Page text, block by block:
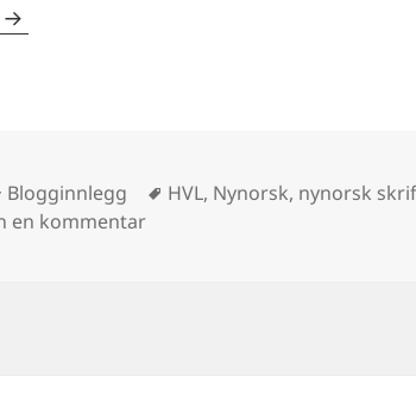
Opningshelsing på symposium for
Kategorier
Blogginnlegg Stikkord
HVL, Nynorsk, nynorsk
en kommentartil Opningshelsing på